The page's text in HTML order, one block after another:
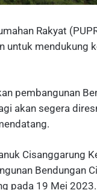
Rakyat
mendukung
pembangunan
akan segera
Cisanggarung
Bendungan
pada 19 Mei 2023.